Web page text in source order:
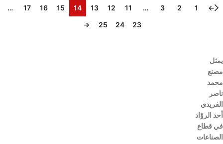
←
1
2
3
…
11
12
13
14
15
16
17
…
23
24
25
→
يمثل
مصنع
محمد
ناصر
الفريدي
أحد الروّاد
في قطاع
الصناعات